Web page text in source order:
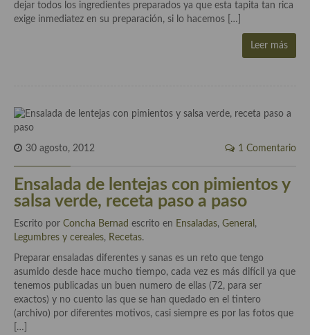
Cocina Italiana
Cocina Rusa
Cocina Sueca
Cocina Turca
dejar todos los ingredientes preparados ya que esta tapita tan rica
exige inmediatez en su preparación, si lo hacemos […]
Leer más
30 agosto, 2012 1 Comentario
Ensalada de lentejas con pimientos y
salsa verde, receta paso a paso
Escrito por Concha Bernad escrito en Ensaladas, General ,
Legumbres y cereales, Recetas.
Preparar ensaladas diferentes y sanas es un reto que tengo
asumido desde hace mucho tiempo, cada vez es más difícil ya que
tenemos publicadas un buen numero de ellas (72, para ser
exactos) y no cuento las que se han quedado en el tintero
(archivo) por diferentes motivos, casi siempre es por las fotos que
[…]